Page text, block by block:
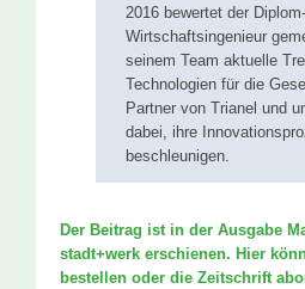
2016 bewertet der Diplom-
Wirtschaftsingenieur
seinem Team aktuelle
Technologien für die
Partner von Trianel und
dabei, ihre
beschleunigen.
Der Beitrag ist in der Ausgabe
stadt+werk erschienen. Hier
bestellen oder die Zeitschrift